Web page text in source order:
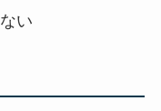
い